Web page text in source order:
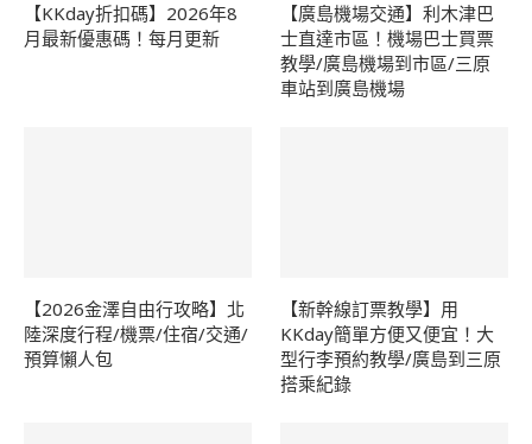
【KKday折扣碼】2026年8
月最新優惠碼！每月更新
【廣島機場交通】利木津巴
士直達市區！機場巴士買票
教學/廣島機場到市區/三原
車站到廣島機場
【2026金澤自由行攻略】北
陸深度行程/機票/住宿/交通/
預算懶人包
【新幹線訂票教學】用
KKday簡單方便又便宜！大
型行李預約教學/廣島到三原
搭乘紀錄